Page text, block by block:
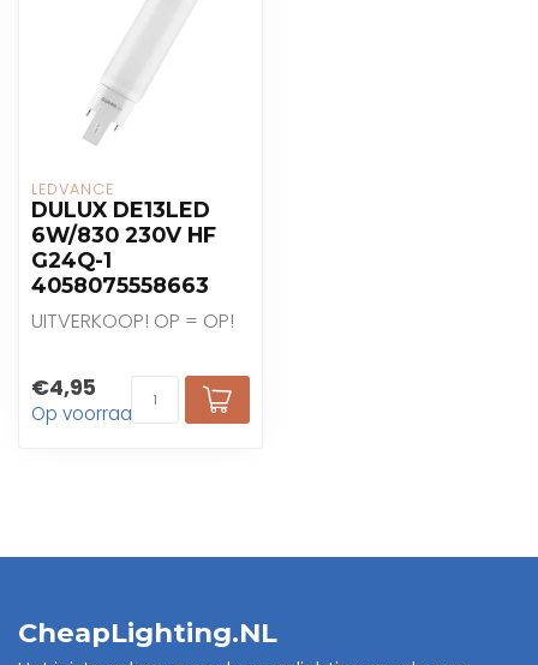
LEDVANCE
DULUX DE13LED
6W/830 230V HF
G24Q-1
4058075558663
UITVERKOOP! OP = OP!
€4,95
Op voorraad
CheapLighting.NL